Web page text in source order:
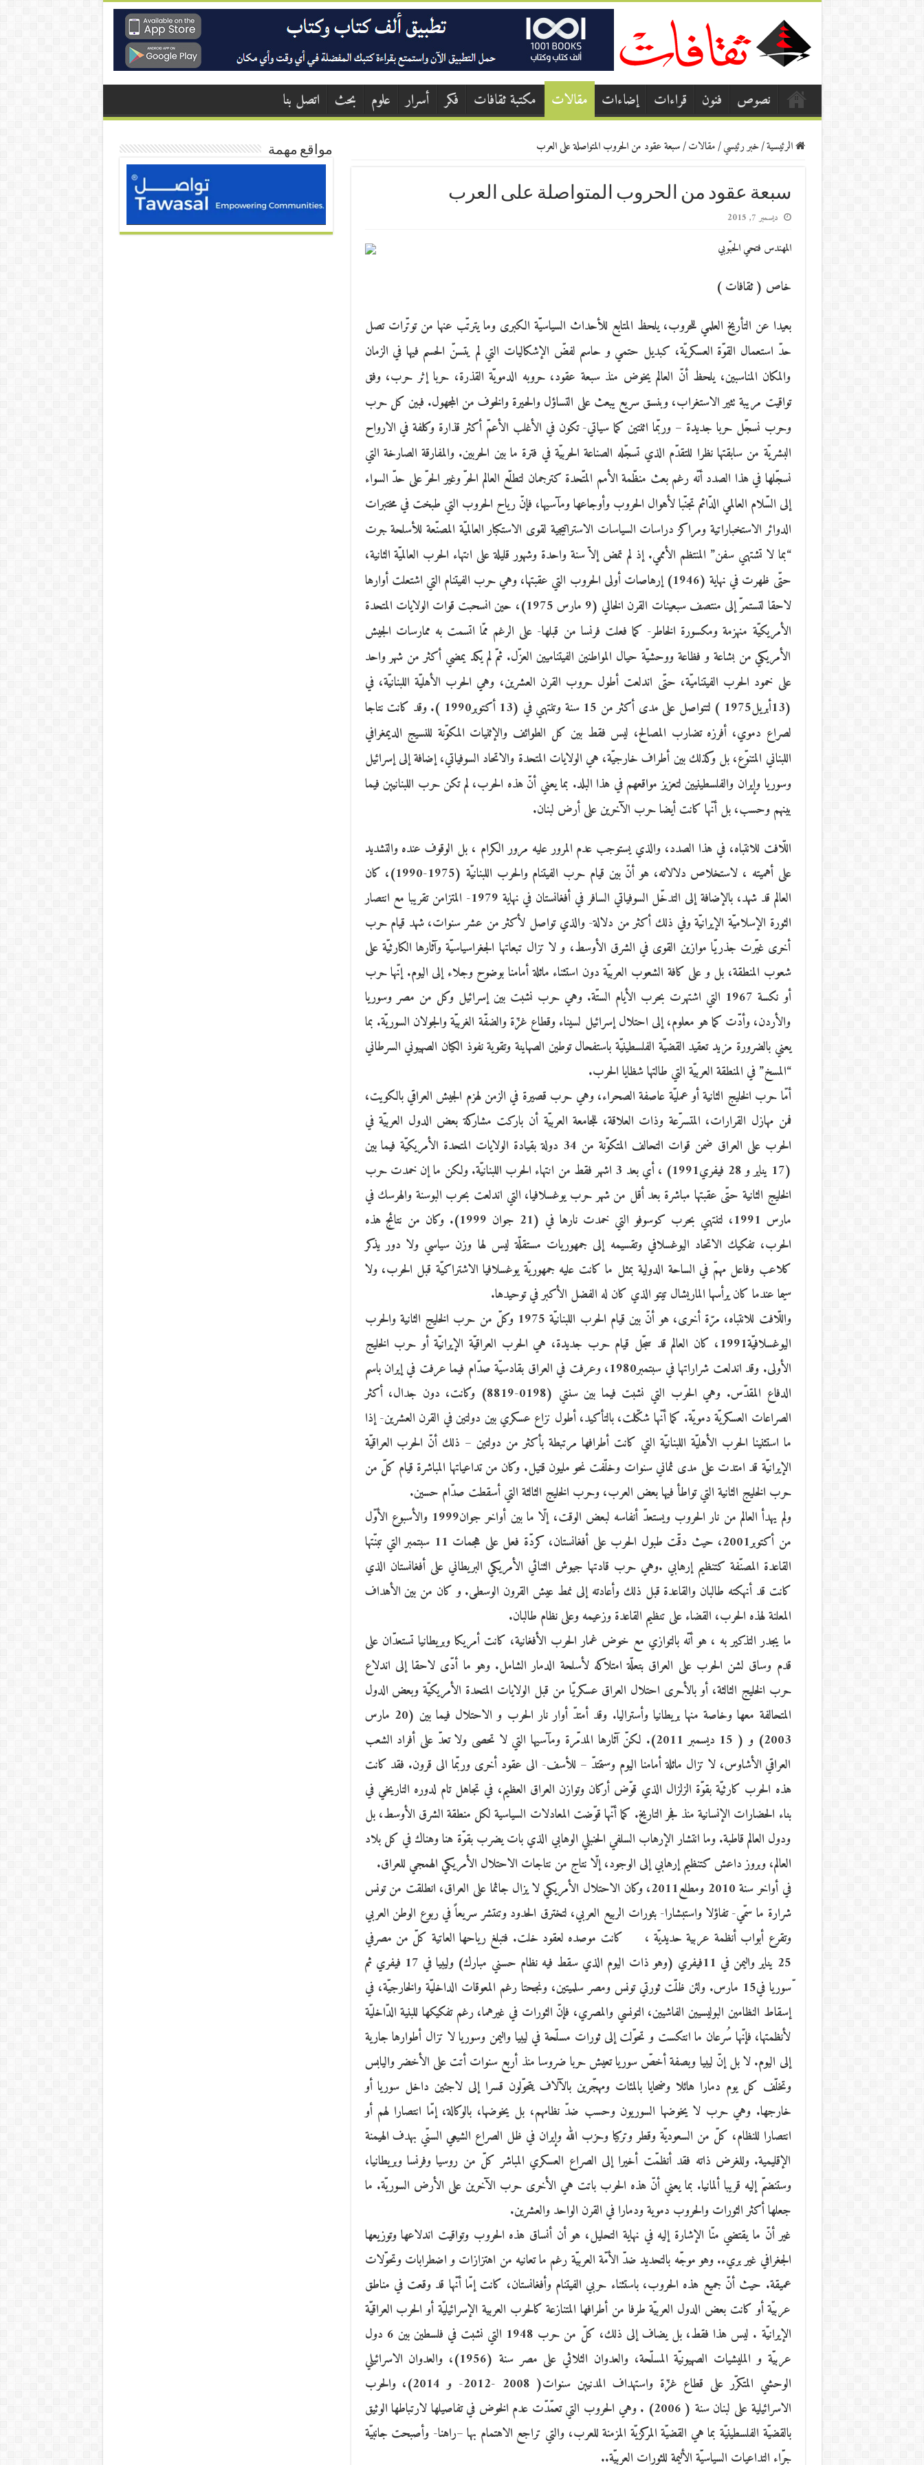
نصوص فنون قراءات إضاءات مقالات مكتبة ثقافات فكر أسرار علوم بحث اتصل بنا
الرئيسية/خبر رئيسي/مقالات/سبعة عقود من الحروب المتواصلة على العرب
سبعة عقود من الحروب المتواصلة على العرب
ديسمبر 7, 2015
المهندس فتحي الحبّوبي
خاص ( ثقافات )
بعيدا عن التأريخ العلمي للحروب، يلحظ المتابع للأحداث السياسيّة الكبرى وما يترتّب عنها من توتّرات تصل
حدّ استعمال القوّة العسكريّة، كبديل حتمي و حاسم لفضّ الإشكاليات التي لم يتسنّ الحسم فيها في الزمان
والمكان المناسبين، يلحظ أنّ العالم يخوض منذ سبعة عقود، حروبه الدمويّة القذرة، حربا إثر حرب، وفق
تواقيت مريبة تثير الاستغراب، وبنسق سريع يبعث على التساؤل والحيرة والخوف من المجهول. فبين كل حرب
وحرب نسجّل حربا جديدة – وربّما اثنتين كما سياتي- تكون في الأغلب الأعمّ أكثر قذارة وكلفة في الارواح
البشريّة من سابقتها نظرا للتقدّم الذي تسجّله الصناعة الحربيّة في فترة ما بين الحربين. والمفارقة الصارخة التي
نسجّلها في هذا الصدد أنّه رغم بعث منظّمة الأمم المتّحدة كترجمان لتطلّع العالم الحرّ وغير الحرّ على حدّ السواء
إلى السّلام العالمي الدّائم تجنّبا لأهوال الحروب وأوجاعها ومآسيها، فإنّ رياح الحروب التي طبخت في مختبرات
الدوائر الاستخباراتية ومراكز دراسات السياسات الاستراتيجية لقوى الاستكبار العالميّة المصنّعة للأسلحة جرت
“بما لا تشتهي سفن” المنتظم الأممي. إذ لم تمض إلاّ سنة واحدة وشهور قليلة على انتهاء الحرب العالميّة الثانية،
حتّى ظهرت في نهاية (1946) إرهاصات أولى الحروب التي عقبتها، وهي حرب الفيتنام التي اشتعلت أوارها
لاحقا لتستمرّ إلى منتصف سبعينات القرن الخالي (9 مارس 1975)، حين انسحبت قوات الولايات المتحدة
الأمريكيّة منهزمة ومكسورة الخاطر- كما فعلت فرنسا من قبلها- على الرغم ممّا اتسمت به ممارسات الجيش
الأمريكي من بشاعة و فظاعة ووحشيّة حيال المواطنين الفيتناميين العزّل. ثمّ لم يكد يمضي أكثر من شهر واحد
على خمود الحرب الفيتناميّة، حتّى اندلعت أطول حروب القرن العشرين، وهي الحرب الأهليّة اللبنانيّة، في
(13أبريل1975 ) لتتواصل على مدى أكثر من 15 سنة وتنتهي في (13 أكتوبر1990 ). وقد كانت نتاجا
لصراع دموي، أفرزه تضارب المصالح، ليس فقط بين كل الطوائف والإثنيات المكوّنة للنسيج الديمغرافي
اللبناني المتنوّع، بل وكذلك بين أطراف خارجيّة، هي الولايات المتحدة والاتحاد السوفياتي، إضافة إلى إسرائيل
وسوريا وإيران والفلسطينيين لتعزيز مواقعهم في هذا البلد. بما يعني أنّ هذه الحرب، لم تكن حرب اللبنانيين فيما
بينهم وحسب، بل أنّها كانت أيضا حرب الآخرين على أرض لبنان.
اللّافت للانتباه، في هذا الصدد، والذي يستوجب عدم المرور عليه مرور الكرام ، بل الوقوف عنده والتشديد
على أهميته ، لاستخلاص دلالاته، هو أنّ بين قيام حرب الفيتنام والحرب اللبنانيّة (1975-1990)، كان
العالم قد شهد، بالإضافة إلى التدخّل السوفياتي السافر في أفغانستان في نهاية 1979- المتزامن تقريبا مع انتصار
الثورة الإسلاميّة الإيرانيّة وفي ذلك أكثر من دلالة- والذي تواصل لأكثر من عشر سنوات، شهد قيام حرب
أخرى غيّرت جذريّا موازين القوى في الشرق الأوسط، و لا تزال تبعاتها الجغراسياسيّة وآثارها الكارثيّة على
شعوب المنطقة، بل و على كافة الشعوب العربيّة دون استثناء ماثلة أمامنا بوضوح وجلاء إلى اليوم. إنّها حرب
أو نكسة 1967 التي اشتهرت بحرب الأيام الستّة. وهي حرب نشبت بين إسرائيل وكل من مصر وسوريا
والأردن، وأدّت كما هو معلوم، إلى احتلال إسرائيل لسيناء وقطاع غزّة والضفّة الغربيّة والجولان السوريّة. بما
يعني بالضرورة مزيد تعقيد القضيّة الفلسطينيّة باستفحال توطين الصهاينة وتقوية نفوذ الكيان الصهيوني السرطاني
“المسخ” في المنطقة العربيّة التي طالتها شظايا الحرب.
أمّا حرب الخليج الثانية أو عمليّة عاصفة الصحراء، وهي حرب قصيرة في الزمن لهزم الجيش العراقي بالكويت،
فمن مهازل القرارات، المتسرّعة وذات العلاقة، للجامعة العربيّة أن باركت مشاركة بعض الدول العربيّة في
الحرب على العراق ضمن قوات التحالف المتكوّنة من 34 دولة بقيادة الولايات المتحدة الأمريكيّة فيما بين
(17 يناير و 28 فيفري1991) ، أي بعد 3 اشهر فقط من انتهاء الحرب اللبنانيّة. ولكن ما إن خمدت حرب
الخليج الثانية حتّى عقبتها مباشرة بعد أقل من شهر حرب يوغسلافيا، التي اندلعت بحرب البوسنة والهرسك في
مارس 1991، لتنتهي بحرب كوسوفو التي خمدت نارها في (21 جوان 1999). وكان من نتائج هذه
الحرب، تفكيك الاتحاد اليوغسلافي وتقسيمه إلى جمهوريات مستقلّة ليس لها وزن سياسي ولا دور يذكر
كلاعب وفاعل مهمّ في الساحة الدولية بمثل ما كانت عليه جمهوريّة يوغسلافيا الاشتراكيّة قبل الحرب، ولا
سيما عندما كان يرأسها الماريشال تيتو الذي كان له الفضل الأكبر في توحيدها.
واللّافت للانتباه، مرّة أخرى، هو أنّ بين قيام الحرب اللبنانيّة 1975 وكلّ من حرب الخليج الثانية والحرب
اليوغسلافيّة1991، كان العالم قد سجّل قيام حرب جديدة، هي الحرب العراقيّة الإيرانيّة أو حرب الخليج
الأولى. وقد اندلعت شراراتها في سبتمبر1980، وعرفت في العراق بقادسيّة صدّام فيما عرفت في إيران باسم
الدفاع المقدّس. وهي الحرب التي نشبت فيما بين سنتي (0198-8819) وكانت، دون جدال، أكثر
الصراعات العسكريّة دمويّة. كما أنّها شكّلت، بالتأكيد، أطول نزاع عسكري بين دولتين في القرن العشرين- إذا
ما استثنينا الحرب الأهليّة اللبنانيّة التي كانت أطرافها مرتبطة بأكثر من دولتين – ذلك أنّ الحرب العراقيّة
الإيرانيّة قد امتدت على مدى ثماني سنوات وخلّفت نحو مليون قتيل. وكان من تداعياتها المباشرة قيام كلّ من
حرب الخليج الثانية التي تواطأ فيها بعض العرب، وحرب الخليج الثالثة التي أسقطت صدّام حسين.
ولم يهدأ العالم من نار الحروب ويستعدّ أنفاسه لبعض الوقت، إلّا ما بين أواخر جوان1999 والأسبوع الأوّل
من أكتوبر2001، حيث دقّت طبول الحرب على أفغانستان، كردّة فعل على هجمات 11 سبتمبر التي تبنّتها
القاعدة المصنّفة كتنظيم إرهابي .وهي حرب قادتها جيوش الثنائي الأمريكي البريطاني على أفغانستان الذي
كانت قد أنهكته طالبان والقاعدة قبل ذلك وأعادته إلى نمط عيش القرون الوسطى. و كان من بين الأهداف
المعلنة لهذه الحرب، القضاء على تنظيم القاعدة وزعيمه وعلى نظام طالبان.
ما يجدر التذكير به ، هو أنّه بالتوازي مع خوض غمار الحرب الأفغانية، كانت أمريكا وبريطانيا تستعدّان على
قدم وساق لشن الحرب على العراق بتعلّة امتلاكه لأسلحة الدمار الشامل. وهو ما أدّى لاحقا إلى اندلاع
حرب الخليج الثالثة، أو بالأحرى احتلال العراق عسكريّا من قبل الولايات المتحدة الأمريكيّة وبعض الدول
المتحالفة معها وخاصة منها بريطانيا وأستراليا. وقد أمتدّ أوار نار الحرب و الاحتلال فيما بين (20 مارس
2003) و ( 15 ديسمبر 2011). لكنّ آثارها المدمّرة ومآسيها التي لا تحصى ولا تعدّ على أفراد الشعب
العراقي الأشاوس، لا تزال ماثلة أمامنا اليوم وستمتدّ – للأسف- الى عقود أخرى وربّما الى قرون. فقد كانت
هذه الحرب كارثيّة بقوّة الزلزال الذي قوّض أركان وتوازن العراق العظيم، في تجاهل تام لدوره التاريخي في
بناء الحضارات الإنسانية منذ فجر التاريخ. كما أنّها قوّضت المعادلات السياسية لكل منطقة الشرق الأوسط، بل
ودول العالم قاطبة. وما انتشار الإرهاب السلفي الحنبلي الوهابي الذي بات يضرب بقوّة هنا وهناك في كل بلاد
العالم، وبروز داعش كتنظيم إرهابي إلى الوجود، إلّا نتاج من نتاجات الاحتلال الأمريكي الهمجي للعراق.
في أواخر سنة 2010 ومطلع2011، وكان الاحتلال الأمريكي لا يزال جاثما على العراق، انطلقت من تونس
شرارة ما سمّي- تفاؤلا واستبشارا- بثورات الربيع العربي، لتخترق الحدود وتنتشر سريعاً في ربوع الوطن العربي
وتقرع أبواب أنظمة عربية حديديّة ، كانت موصده لعقود خلت. فتبلغ رياحها العاتية كلّ من مصرفي
25 يناير واليمن في 11فيفري (وهو ذات اليوم الذي سقط فيه نظام حسني مبارك) وليبيا في 17 فيفري ثم
ّسوريا في15 مارس. ولئن ظلّت ثورتي تونس ومصر سلميتين، ونجحتا رغم المعوقات الداخليّة والخارجيّة، في
إسقاط النظامين البوليسيين الفاشيين، التونسي والمصري، فإنّ الثورات في غيرهما، رغم تفكيكها للبنية الدّاخليّة
لأنظمتها، فإنّها سُرعان ما انتكست و تحوّلت إلى ثورات مسلّحة في ليبيا واليمن وسوريا لا تزال أطوارها جارية
إلى اليوم. لا بل إنّ ليبيا وبصفة أخصّ سوريا تعيش حربا ضروسا منذ أربع سنوات أتت على الأخضر واليابس
وتخلّف كل يوم دمارا هائلا وضحايا بالمئات ومهجّرين بالآلاف يتحوّلون قسرا إلى لاجئين داخل سوريا أو
خارجها. وهي حرب لا يخوضها السوريون وحسب ضدّ نظامهم، بل يخوضها، بالوكالة، إمّا انتصارا لهم أو
انتصارا للنظام، كلّ من السعوديّة وقطر وتركيا وحزب الله وإيران في ظل الصراع الشيعي السنّي بهدف الهيمنة
الإقليمية. وللغرض ذاته فقد أنظمّت أخيرا إلى الصراع العسكري المباشر كلّ من روسيا وفرنسا وبريطانيا،
وستنضمّ إليه قريبا ألمانيا. بما يعني أنّ هذه الحرب باتت هي الأخرى حرب الآخرين على الأرض السوريّة. ما
جعلها أكثر الثورات والحروب دموية ودمارا في القرن الواحد والعشرين.
غير أنّ ما يقتضي منّا الإشارة إليه في نهاية التحليل، هو أن أنساق هذه الحروب وتواقيت اندلاعها وتوزيعها
الجغرافي غير بريء. وهو موجّه بالتحديد ضدّ الأمّة العربيّة رغم ما تعانيه من اهتزازات و اضطرابات وتحوّلات
عميقة. حيث أنّ جميع هذه الحروب، باستثناء حربي الفيتنام وأفغانستان، كانت إمّا أنّها قد وقعت في مناطق
عربيّة أو كانت بعض الدول العربيّة طرفا من أطرافها المتنازعة كالحرب العربية الإسرائيليّة أو الحرب العراقيّة
الإيرانيّة . ليس هذا فقط، بل يضاف إلى ذلك، كلّ من حرب 1948 التي نشبت في فلسطين بين 6 دول
عربيّة و المليشيات الصهيونيّة المسلّحة، والعدوان الثلاثي على مصر سنة (1956)، والعدوان الاسرائيلي
الوحشي المتكرّر على قطاع غزّة واستهداف المدنيين سنوات( 2008 -2012- و 2014)، والحرب
الاسرائيلية على لبنان سنة ( 2006) . وهي الحروب التي تعمّدّت عدم الخوض في تفاصيلها لارتباطها الوثيق
بالقضيّة الفلسطينيّة بما هي القضيّة المركزيّة المزمنة للعرب، والتي تراجع الاهتمام بها –راهنا- وأصبحت جانبيّة
جرّاء التداعيات السياسيّة الأليمة للثورات العربيّة..
مواقع مهمة